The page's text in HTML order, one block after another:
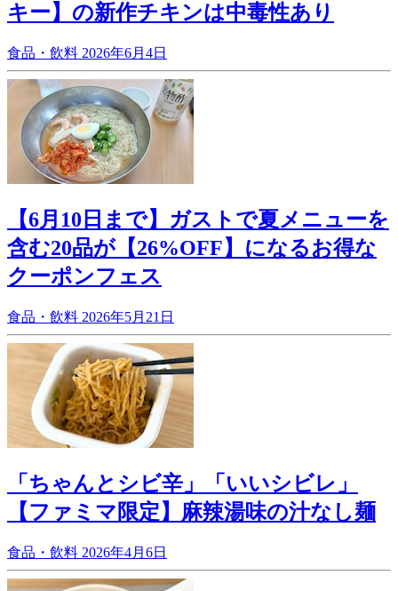
キー】の新作チキンは中毒性あり
食品・飲料 2026年6月4日
【6月10日まで】ガストで夏メニューを
含む20品が【26%OFF】になるお得な
クーポンフェス
食品・飲料 2026年5月21日
「ちゃんとシビ辛」「いいシビレ」
【ファミマ限定】麻辣湯味の汁なし麺
食品・飲料 2026年4月6日